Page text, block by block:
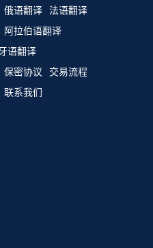
俄语翻译
法语翻译
阿拉伯语翻译
语翻译
保密协议
交易流程
联系我们